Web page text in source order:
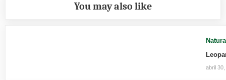
You may also like
abril